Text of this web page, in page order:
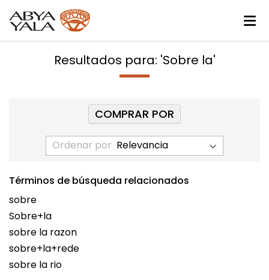
Resultados para: 'Sobre la'
Ordenar por
Términos de búsqueda relacionados
sobre
Sobre+la
sobre la razon
sobre+la+rede
sobre la rio
COMPRAR POR